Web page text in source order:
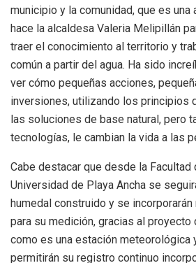
municipio y la comunidad, que es
hace la alcaldesa Valeria Melipillán
traer el conocimiento al territorio y
común a partir del agua. Ha sido
ver cómo pequeñas acciones,
inversiones, utilizando los principios
las soluciones de base natural, pero
tecnologías, le cambian la vida a las
Cabe destacar que desde la Facultad
Universidad de Playa Ancha se
humedal construido y se
para su medición, gracias al proyecto
como es una estación meteorológica
permitirán su registro continuo